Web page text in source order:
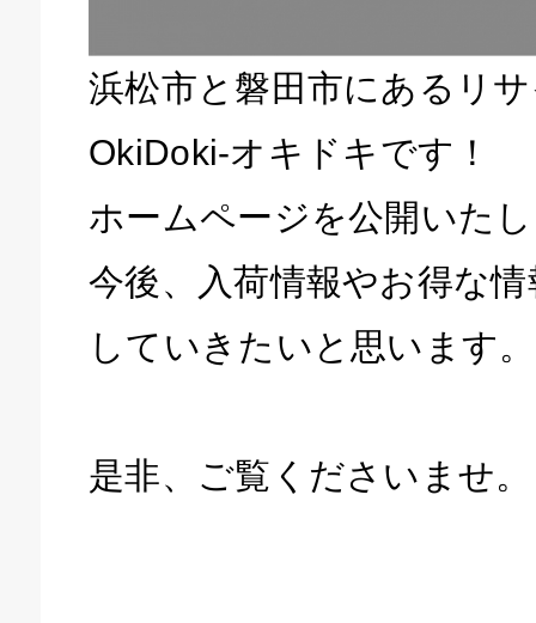
浜松市と磐田市にあるリ
OkiDoki-オキドキです！
ホームページを公開いた
今後、入荷情報やお得な
していきたいと思います。
是非、ご覧くださいませ。